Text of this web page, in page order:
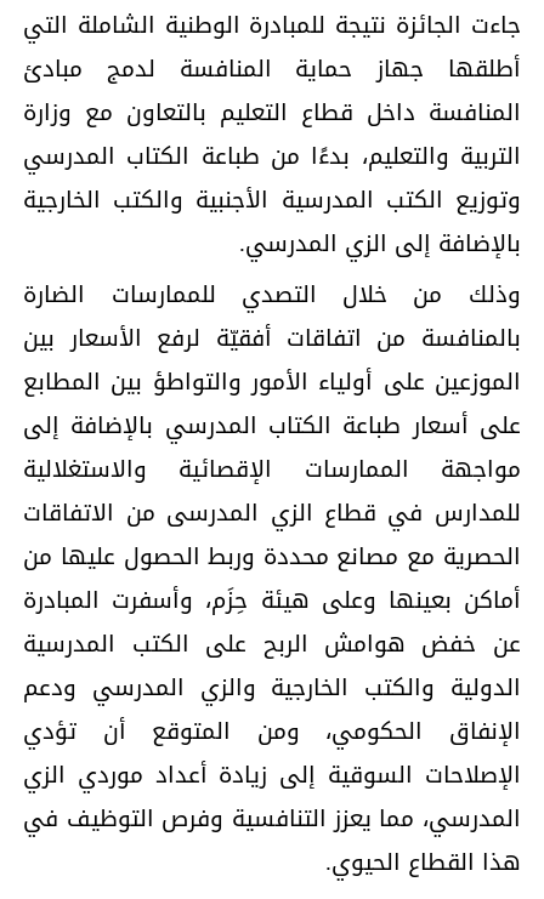
جاءت الجائزة نتيجة للمبادرة الوطنية الشاملة التي
أطلقها جهاز حماية المنافسة لدمج مبادئ
المنافسة داخل قطاع التعليم بالتعاون مع وزارة
التربية والتعليم، بدءًا من طباعة الكتاب المدرسي
وتوزيع الكتب المدرسية الأجنبية والكتب الخارجية
بالإضافة إلى الزي المدرسي.
وذلك من خلال التصدي للممارسات الضارة
بالمنافسة من اتفاقات أفقيّة لرفع الأسعار بين
الموزعين على أولياء الأمور والتواطؤ بين المطابع
على أسعار طباعة الكتاب المدرسي بالإضافة إلى
مواجهة الممارسات الإقصائية والاستغلالية
للمدارس في قطاع الزي المدرسى من الاتفاقات
الحصرية مع مصانع محددة وربط الحصول عليها من
أماكن بعينها وعلى هيئة حِزَم، وأسفرت المبادرة
عن خفض هوامش الربح على الكتب المدرسية
الدولية والكتب الخارجية والزي المدرسي ودعم
الإنفاق الحكومي، ومن المتوقع أن تؤدي
الإصلاحات السوقية إلى زيادة أعداد موردي الزي
المدرسي، مما يعزز التنافسية وفرص التوظيف في
هذا القطاع الحيوي.